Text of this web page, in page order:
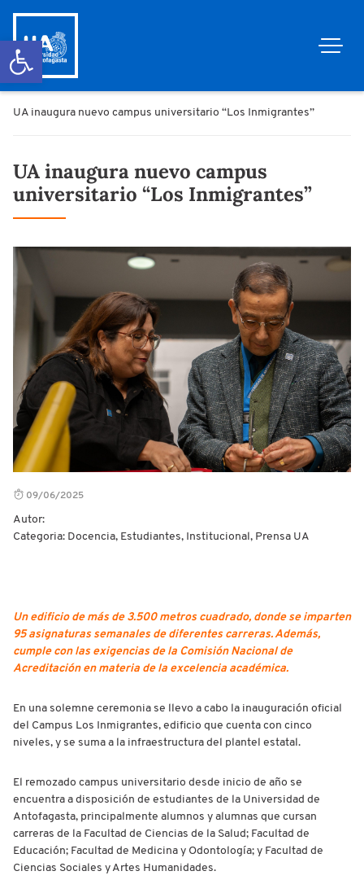
Abrir barra de herramientas
UA inaugura nuevo campus universitario “Los Inmigrantes”
UA inaugura nuevo campus
universitario “Los Inmigrantes”
09/06/2025
Autor:
Categoria: Docencia, Estudiantes, Institucional, Prensa UA
Un edificio de más de 3.500 metros cuadrado, donde se imparten
95 asignaturas semanales de diferentes carreras. Además,
cumple con las exigencias de la Comisión Nacional de
Acreditación en materia de la excelencia académica.
En una solemne ceremonia se llevo a cabo la inauguración oficial
del Campus Los Inmigrantes, edificio que cuenta con cinco
niveles, y se suma a la infraestructura del plantel estatal.
El remozado campus universitario desde inicio de año se
encuentra a disposición de estudiantes de la Universidad de
Antofagasta, principalmente alumnos y alumnas que cursan
carreras de la Facultad de Ciencias de la Salud; Facultad de
Educación; Facultad de Medicina y Odontología; y Facultad de
Ciencias Sociales y Artes Humanidades.